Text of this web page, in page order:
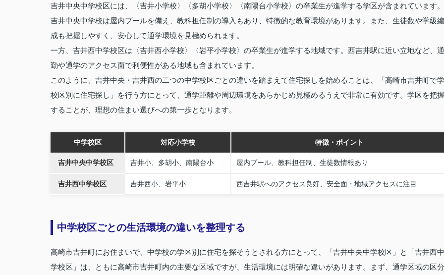
吉井中央中学校区には、〈吉井小学校〉〈多胡小学校〉〈南陽台小学校〉の卒業生が進学する学区が含まれています。
吉井中央中学校は屋内プールを備え、教科担任制の導入もあり、特徴的な教育環境があります。また、生徒数や学級編
成も把握しやすく、安心して通学環境を見極められます。
一方、吉井西中学校区は〈吉井西小学校〉〈岩平小学校〉の卒業生が進学する地域です。西吉井駅に近い立地など、通
勤や通学のアクセス面で利便性がある地域も含まれています。
このように、吉井中央・吉井西の二つの中学校区ごとの違いを踏まえて住宅探しを始めることは、「高崎市吉井町で学
校区別に住宅探し」を行う方にとって、通学距離や周辺環境をあらかじめ見極めるうえで非常に有効です。学区を把握
することが、理想の住まい選びへの第一歩となります。
中学校区 対応小学校 特徴・ポイント
吉井中央中学校区 吉井小、多胡小、南陽台小 屋内プール、教科担任制、生徒数情報あり
吉井西中学校区 吉井西小、岩平小 西吉井駅へのアクセス良好、安全面・地域アクセスに注目
中学校区ごとの生活環境の違いを整理する
高崎市吉井町にお住まいで、中学校の学区別に住宅を探そうとされる方にとって、「吉井中央中学校区」と「吉井西中
学校区」は、ともに高崎市吉井町内の主要な区域ですが、生活環境には明確な違いがあります。まず、通学区域の区分